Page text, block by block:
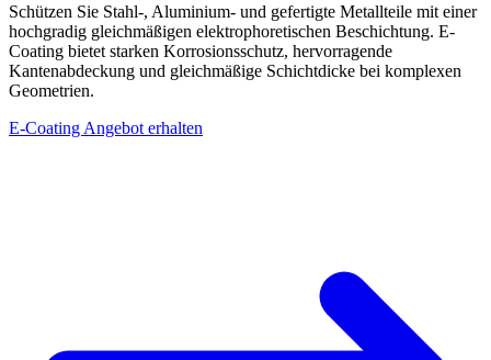
Schützen Sie Stahl-, Aluminium- und gefertigte Metallteile mit einer
hochgradig gleichmäßigen elektrophoretischen Beschichtung. E-
Coating bietet starken Korrosionsschutz, hervorragende
Kantenabdeckung und gleichmäßige Schichtdicke bei komplexen
Geometrien.
E-Coating Angebot erhalten